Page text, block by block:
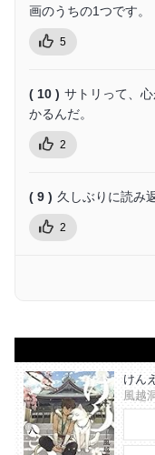
画のうちの1つです。
5
( 10 ) サトリって、
かるんだ。
2
( 9 ) 久しぶりに読み
2
けん
風越